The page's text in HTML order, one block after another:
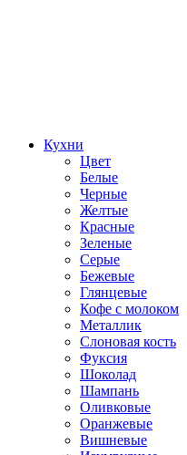
Кухни
Цвет
Белые
Черные
Желтые
Красные
Зеленые
Серые
Бежевые
Глянцевые
Кофе с молоком
Металлик
Слоновая кость
Фуксия
Шоколад
Шампань
Оливковые
Оранжевые
Вишневые